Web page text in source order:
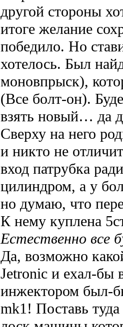
другой стороны
итоге желание
победило. Но
хотелось. Был
моновпрыск),
(Все болт-он).
взять новый… да
Сверху на него
и никто не
вход патрубка
цилиндром, а у
но думаю, что
К нему куплена
Естественно все
Да, возможно
Jetronic и ехал-бы
инжектором
mk1! Поставь